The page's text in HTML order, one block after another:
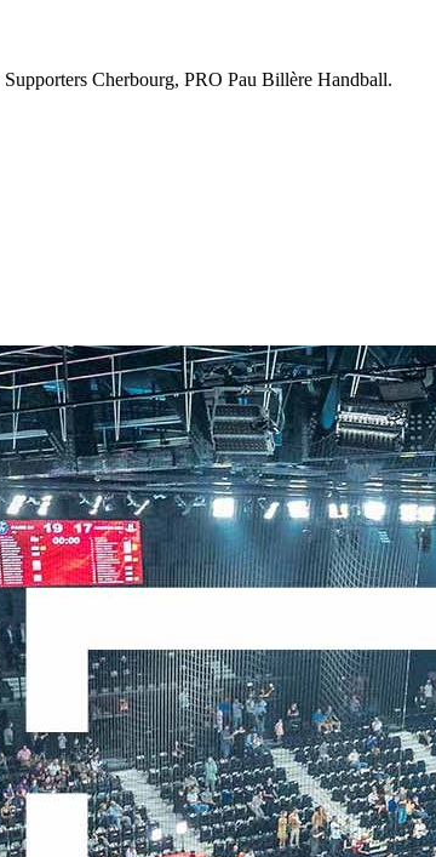
Supporters Cherbourg, PRO Pau Billère Handball.